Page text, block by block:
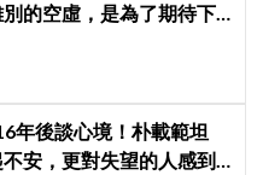
的空虛，是為了期待下
年後談心境！朴載範坦
安，更對失望的人感到